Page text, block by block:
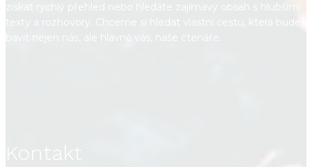
získat rychlý přehled nebo hledáte zajímavý obsah s hlubšími
texty a rozhovory. Chceme si hledat vlastní cestu, která bude
bavit nejen nás, ale hlavně vás, naše čtenáře.
Kontakt